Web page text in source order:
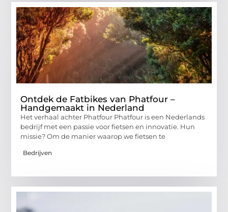
Ontdek de Fatbikes van Phatfour –
Handgemaakt in Nederland
Het verhaal achter Phatfour Phatfour is een Nederlands
bedrijf met een passie voor fietsen en innovatie. Hun
missie? Om de manier waarop we fietsen te
Bedrijven